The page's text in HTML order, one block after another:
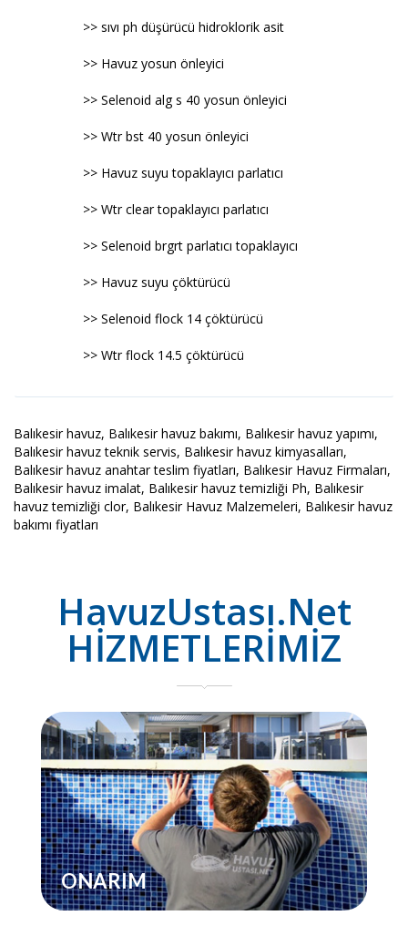
>> sıvı ph düşürücü hidroklorik asit
>> Havuz yosun önleyici
>> Selenoid alg s 40 yosun önleyici
>> Wtr bst 40 yosun önleyici
>> Havuz suyu topaklayıcı parlatıcı
>> Wtr clear topaklayıcı parlatıcı
>> Selenoid brgrt parlatıcı topaklayıcı
>> Havuz suyu çöktürücü
>> Selenoid flock 14 çöktürücü
>> Wtr flock 14.5 çöktürücü
Balıkesir havuz, Balıkesir havuz bakımı, Balıkesir havuz yapımı,
Balıkesir havuz teknik servis, Balıkesir havuz kimyasalları,
Balıkesir havuz anahtar teslim fiyatları, Balıkesir Havuz Firmaları,
Balıkesir havuz imalat, Balıkesir havuz temizliği Ph, Balıkesir
havuz temizliği clor, Balıkesir Havuz Malzemeleri, Balıkesir havuz
bakımı fiyatları
HavuzUstası.Net
HİZMETLERİMİZ
ONARIM